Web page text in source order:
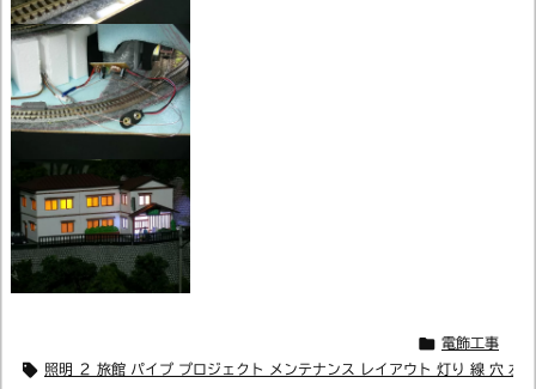
 電飾工事
 照明 ２ 旅館 パイプ プロジェクト メンテナンス レイアウト 灯り 線 穴 左